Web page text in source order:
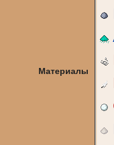
Материалы